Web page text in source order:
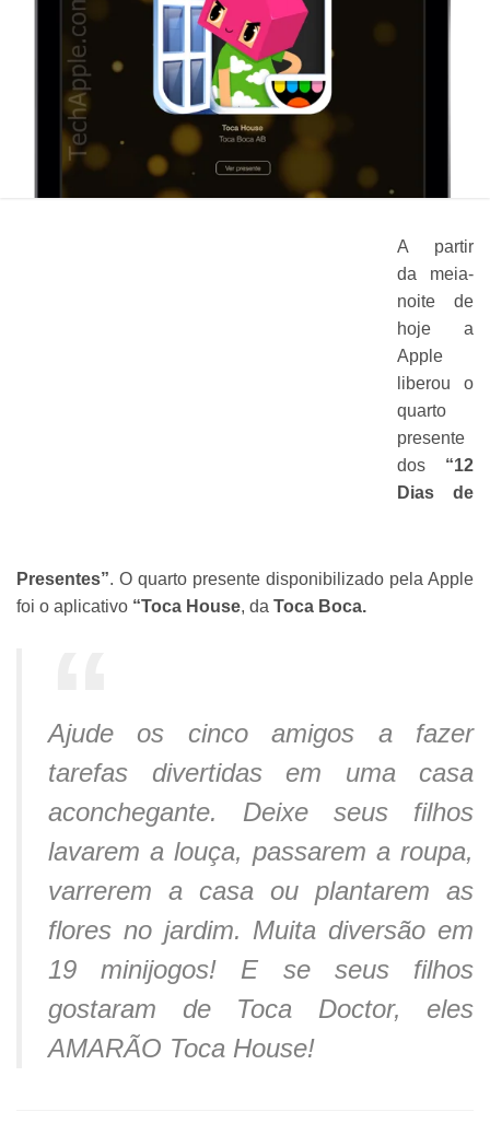
A partir
da meia-
noite de
hoje a
Apple
liberou o
quarto
presente
dos “12
Dias de
Presentes”. O quarto presente disponibilizado pela Apple
foi o aplicativo “Toca House, da Toca Boca.
Ajude os cinco amigos a fazer
tarefas divertidas em uma casa
aconchegante. Deixe seus filhos
lavarem a louça, passarem a roupa,
varrerem a casa ou plantarem as
flores no jardim. Muita diversão em
19 minijogos! E se seus filhos
gostaram de Toca Doctor, eles
AMARÃO Toca House!